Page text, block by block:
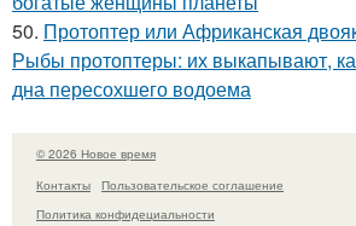
50. Протоптер или Африканская
Рыбы протоптеры: их выкапывают,
дна пересохшего водоема
© 2026 Новое время
Контакты
Пользовательское соглашение
Политика конфидециальности